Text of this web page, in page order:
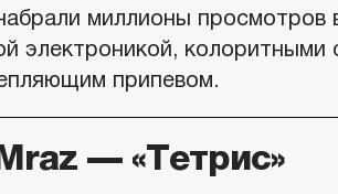
миллионы просмотров
электроникой,
припевом.
— «Тетрис»